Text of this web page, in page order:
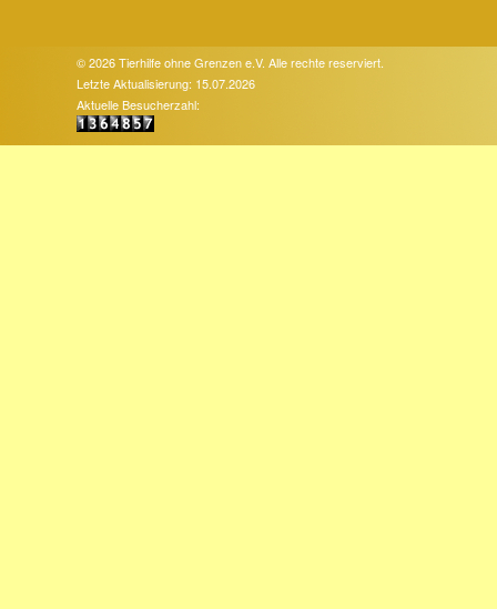
© 2026 Tierhilfe ohne Grenzen e.V. Alle rechte reserviert.
Letzte Aktualisierung: 15.07.2026
Aktuelle Besucherzahl: